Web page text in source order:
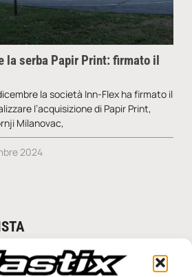
la serba Papir Print: firmato il
la società Inn-Flex ha firmato il
l’acquisizione di Papir Print,
Milanovac,
2024